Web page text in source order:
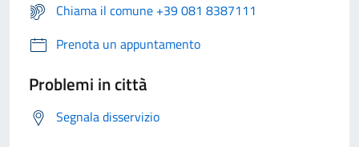
Chiama il comune +39 081 8387111
Prenota un appuntamento
Problemi in città
Segnala disservizio